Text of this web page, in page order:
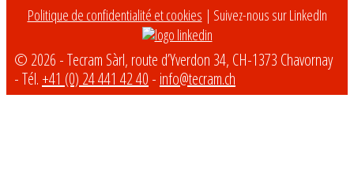
Politique de confidentialité et cookies | Suivez-nous sur LinkedIn
© 2026 - Tecram Sàrl, route d’Yverdon 34, CH-1373 Chavornay
- Tél. +41 (0) 24 441 42 40 - info@tecram.ch